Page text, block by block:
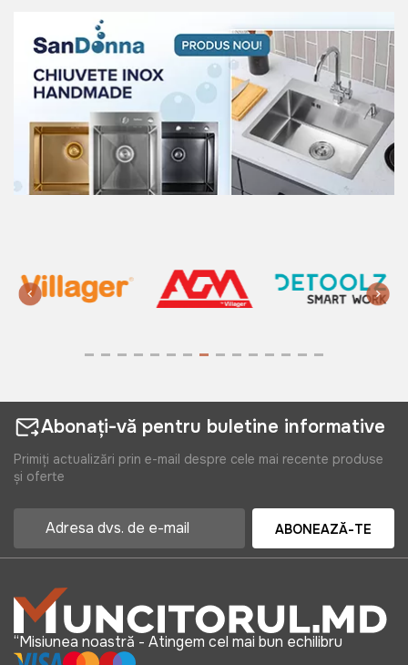
Abonați-vă pentru buletine informative
Primiți actualizări prin e-mail despre cele mai recente produse
și oferte
ABONEAZĂ-TE
“Misiunea noastră - Atingem cel mai bun echilibru